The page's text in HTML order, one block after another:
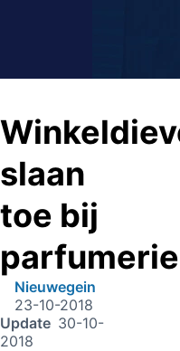
slaan
toe bij
parfumerie
Nieuwegein
23-10-2018
Update 30-10-
2018